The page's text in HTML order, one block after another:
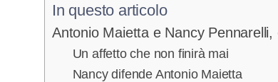
In questo articolo
Antonio Maietta e Nancy Pennarelli,
Un affetto che non finirà mai
Nancy difende Antonio Maietta